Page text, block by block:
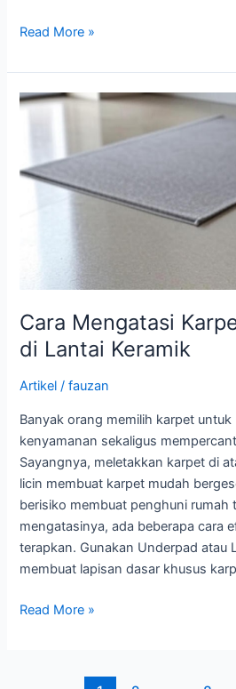
Read More »
Cara Mengatasi
di Lantai Keramik
Artikel /fauzan
Banyak orang memilih karpet untuk
kenyamanan sekaligus
Sayangnya, meletakkan karpet di
licin membuat karpet mudah
berisiko membuat penghuni rumah
mengatasinya, ada beberapa cara
terapkan. Gunakan Underpad atau
membuat lapisan dasar khusus
Cara
yang
Licin
Read More »